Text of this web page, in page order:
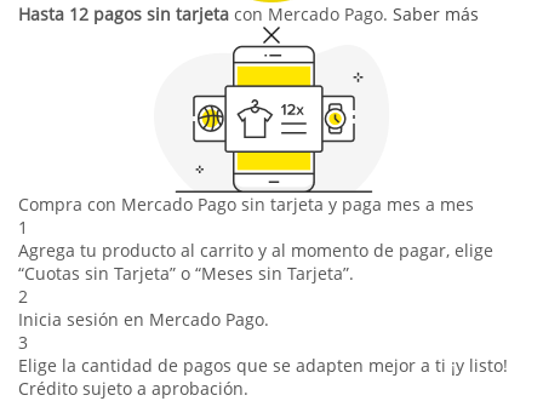
Hasta 12 pagos sin tarjeta con Mercado Pago. Saber más
Compra con Mercado Pago sin tarjeta y paga mes a mes
1
Agrega tu producto al carrito y al momento de pagar, elige
“Cuotas sin Tarjeta” o “Meses sin Tarjeta”.
2
Inicia sesión en Mercado Pago.
3
Elige la cantidad de pagos que se adapten mejor a ti ¡y listo!
Crédito sujeto a aprobación.